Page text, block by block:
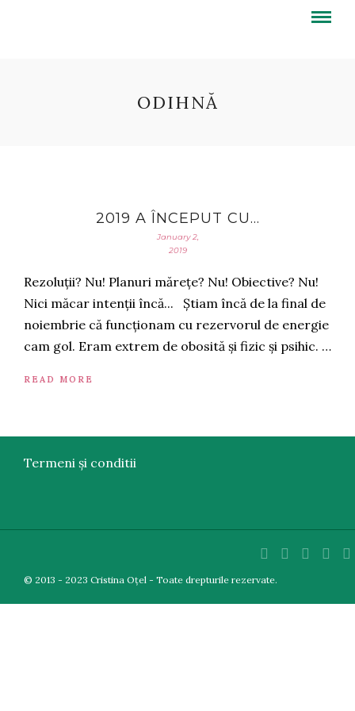
ODIHNĂ
2019 A ÎNCEPUT CU…
January 2,
2019
Rezoluții? Nu! Planuri mărețe? Nu! Obiective? Nu!
Nici măcar intenții încă... Știam încă de la final de
noiembrie că funcționam cu rezervorul de energie
cam gol. Eram extrem de obosită și fizic și psihic. …
READ MORE
Termeni și conditii
© 2013 - 2023 Cristina Oțel - Toate drepturile rezervate.